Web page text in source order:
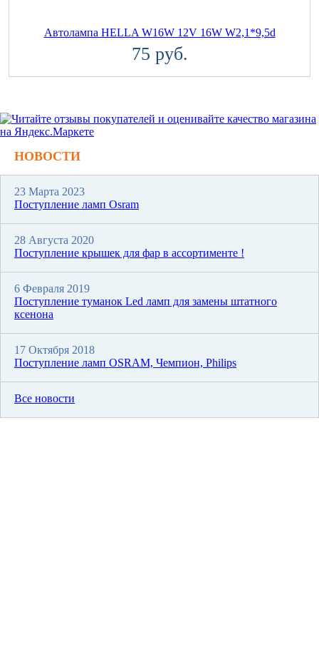
Автолампа HELLA W16W 12V 16W W2,1*9,5d
75 руб.
НОВОСТИ
23 Марта 2023
Поступление ламп Osram
28 Августа 2020
Поступление крышек для фар в ассортименте !
6 Февраля 2019
Поступление туманок Led ламп для замены штатного
ксенона
17 Октября 2018
Поступление ламп OSRAM, Чемпион, Philips
Все новости